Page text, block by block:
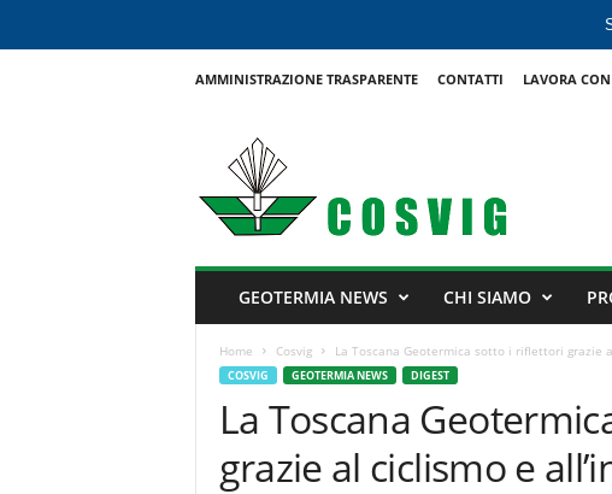
AMMINISTRAZIONE TRASPARENTE CONTATTI LAVORA
GEOTERMIA NEWS CHI SIAMO
Home Cosvig La Toscana Geotermica sotto i riflettori grazie
COSVIG GEOTERMIA NEWS DIGEST
La Toscana
grazie al ciclismo e